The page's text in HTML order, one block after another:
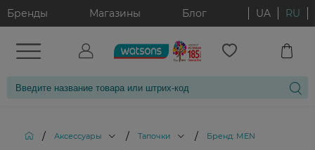
Бренды Магазины Блог UA RU
/ Аксессуары / Тапочки / Бренд: MEN